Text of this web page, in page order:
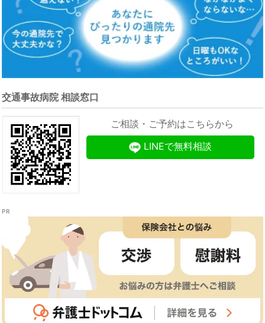
交通事故病院 相談窓口
ご相談・ご予約はこちらから
LINEで無料相談